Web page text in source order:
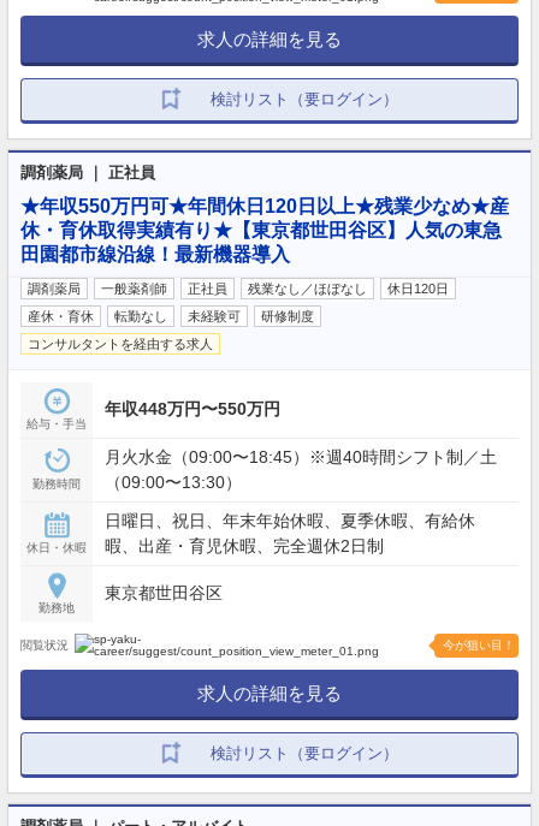
求人の詳細を見る
検討リスト（要ログイン）
調剤薬局 ｜ 正社員
★年収550万円可★年間休日120日以上★残業少なめ★産
休・育休取得実績有り★【東京都世田谷区】人気の東急
田園都市線沿線！最新機器導入
調剤薬局 一般薬剤師 正社員 残業なし／ほぼなし
休日120日
産休・育休
転勤なし 未経験可
研修制度
コンサルタントを経由する求人
給与・手当
年収448万円〜550万円
勤務時間
月火水金（09:00〜18:45）※週40時間シフト制／土
（09:00〜13:30）
休日・休暇
日曜日、祝日、年末年始休暇、夏季休暇、有給休
暇、出産・育児休暇、完全週休2日制
勤務地
東京都世田谷区
閲覧状況 今が狙い目！
求人の詳細を見る
検討リスト（要ログイン）